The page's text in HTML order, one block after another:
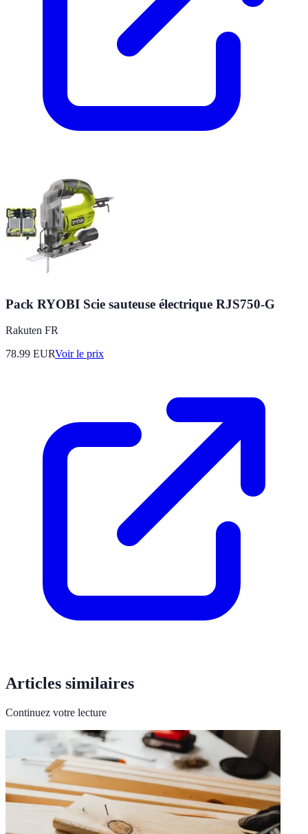
Pack RYOBI Scie sauteuse électrique RJS750-G
Rakuten FR
78.99 EURVoir le prix
Articles similaires
Continuez votre lecture